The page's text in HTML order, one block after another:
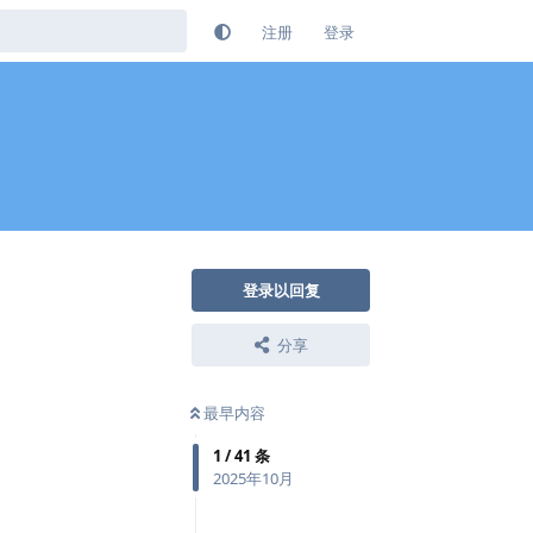
注册 登录
登录以回复
分享
最早内容
1 /41 条
2025年10月